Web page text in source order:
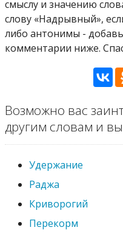
смыслу и значению
слову «Надрывный»,
либо антонимы -
комментарии ниже.
Возможно вас
другим словам и
Удержание
Раджа
Криворогий
Перекорм